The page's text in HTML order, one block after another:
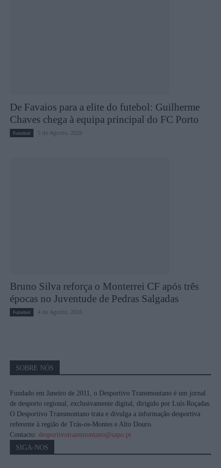
De Favaios para a elite do futebol: Guilherme
Chaves chega à equipa principal do FC Porto
Futebol 5 de Agosto, 2026
Bruno Silva reforça o Monterrei CF após três
épocas no Juventude de Pedras Salgadas
Futebol 4 de Agosto, 2026
SOBRE NÓS
Fundado em Janeiro de 2011, o Desportivo Transmontano é um jornal
de desporto regional, exclusivamente digital, dirigido por Luís Roçadas.
O Desportivo Transmontano trata e divulga a informação desportiva
referente à região de Trás-os-Montes e Alto Douro.
Contacto: desportivotransmontano@sapo.pt
SIGA-NOS